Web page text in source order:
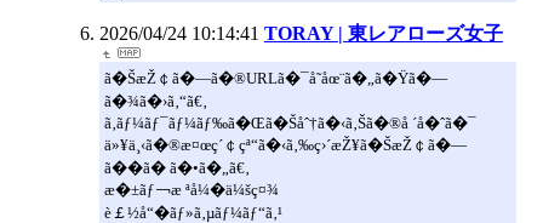
2026/04/24 10:14:41 TORAY | 東レアローズ女子
ã�ŠæŽ￠ã�—ã�®URLã�¯å­˜åœ¨ã�„ã�Ÿã�—
ã�¾ã�›ã‚“ã€‚
ã‚­ãƒ¼ãƒ¯ãƒ¼ãƒ‰ã�Œã�Šåˆ†ã�‹ã‚Šã�®å ´å�ˆã�¯
ä»¥ä¸‹ã�®æ¤œç´￠çª“ã�‹ã‚‰ç›´æŽ¥ã�ŠæŽ￠ã�—
ã��ã� ã�•ã�„ã€‚
æ�±ãƒ￢æ ªå¼�ä¼šç¤¾
è￡½å“�ãƒ»ã‚µãƒ¼ãƒ“ã‚¹